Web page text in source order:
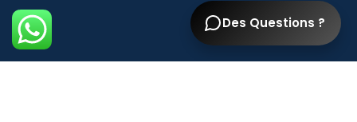
Des Questions ?